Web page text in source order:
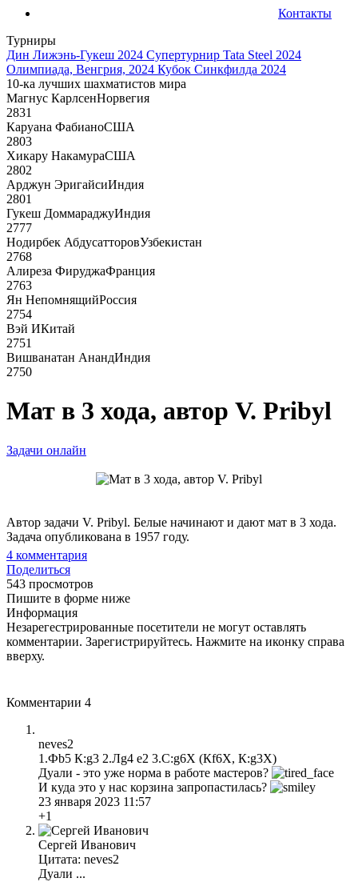
Контакты
Турниры
Дин Лижэнь-Гукеш 2024 Супертурнир Tata Steel 2024
Олимпиада, Венгрия, 2024 Кубок Синкфилда 2024
10-ка лучших шахматистов мира
Магнус КарлсенНорвегия
2831
Каруана ФабианоСША
2803
Хикару НакамураСША
2802
Арджун ЭригайсиИндия
2801
Гукеш ДоммараджуИндия
2777
Нодирбек АбдусатторовУзбекистан
2768
Алиреза ФируджаФранция
2763
Ян НепомнящийРоссия
2754
Вэй ИКитай
2751
Вишванатан АнандИндия
2750
Мат в 3 хода, автор V. Pribyl
Задачи онлайн
Автор задачи V. Pribyl. Белые начинают и дают мат в 3 хода.
Задача опубликована в 1957 году.
4 комментария
Поделиться
543 просмотров
Пишите в форме ниже
Информация
Незарегестрированные посетители не могут оставлять
комментарии. Зарегистрируйтесь. Нажмите на иконку справа
вверху.
Комментарии 4
neves2
1.Фb5 К:g3 2.Лg4 e2 3.С:g6X (Кf6X, К:g3X)
Дуали - это уже норма в работе мастеров?
И куда это у нас корзина запропастилась?
23 января 2023 11:57
+1
Сергей Иванович
Цитата: neves2
Дуали ...